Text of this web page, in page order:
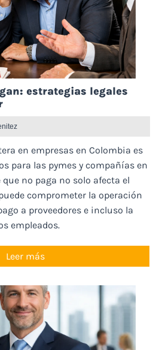
estrategias legales
en empresas en Colombia es
para las pymes y compañías en
no paga no solo afecta el
comprometer la operación
a proveedores e incluso la
empleados.
Leer más